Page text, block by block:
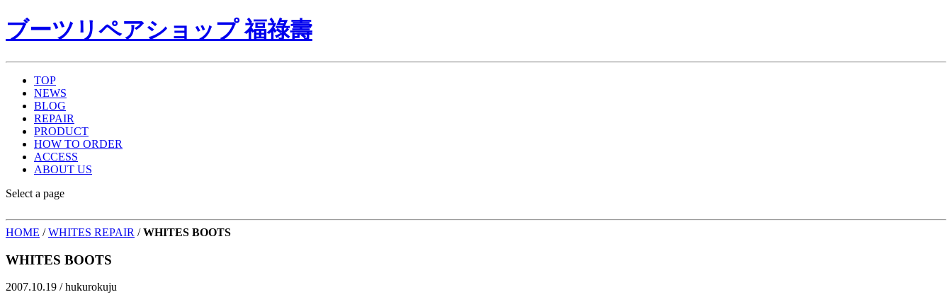
ブーツリペアショップ 福祿壽
TOP
NEWS
BLOG
REPAIR
PRODUCT
HOW TO ORDER
ACCESS
ABOUT US
Select a page
HOME /WHITES REPAIR /WHITES BOOTS
WHITES BOOTS
2007.10.19 /hukurokuju